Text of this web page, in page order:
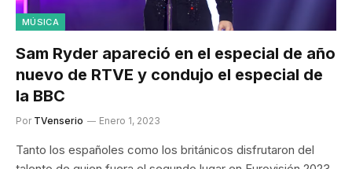
MÚSICA
Sam Ryder apareció en el especial de año
nuevo de RTVE y condujo el especial de
la BBC
Por TVenserio Enero 1, 2023
Tanto los españoles como los británicos disfrutaron del